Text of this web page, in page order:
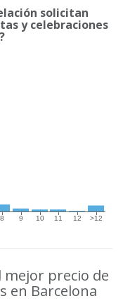
solicitan
y celebraciones
mejor precio de
en Barcelona